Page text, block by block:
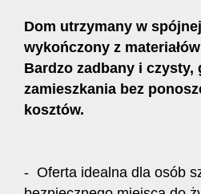
Dom utrzymany w
wykończony z
Bardzo zadbany i czysty,
zamieszkania bez
kosztów.
- Oferta idealna dla osób